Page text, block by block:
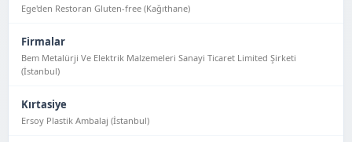
Ege'den Restoran Gluten-free (Kağıthane)
Firmalar
Bem Metalürji Ve Elektrik Malzemeleri Sanayi Ticaret Limited Şirketi
(İstanbul)
Kırtasiye
Ersoy Plastik Ambalaj (İstanbul)